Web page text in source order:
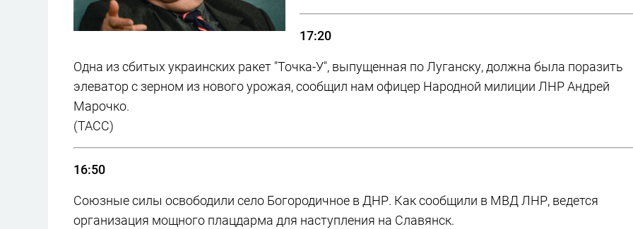
17:20
Одна из сбитых украинских ракет "Точка-У", выпущенная по Луганску, должна была поразить
элеватор с зерном из нового урожая, сообщил нам офицер Народной милиции ЛНР Андрей
Марочко.
(ТАСС)
16:50
Союзные силы освободили село Богородичное в ДНР. Как сообщили в МВД ЛНР, ведется
организация мощного плацдарма для наступления на Славянск.